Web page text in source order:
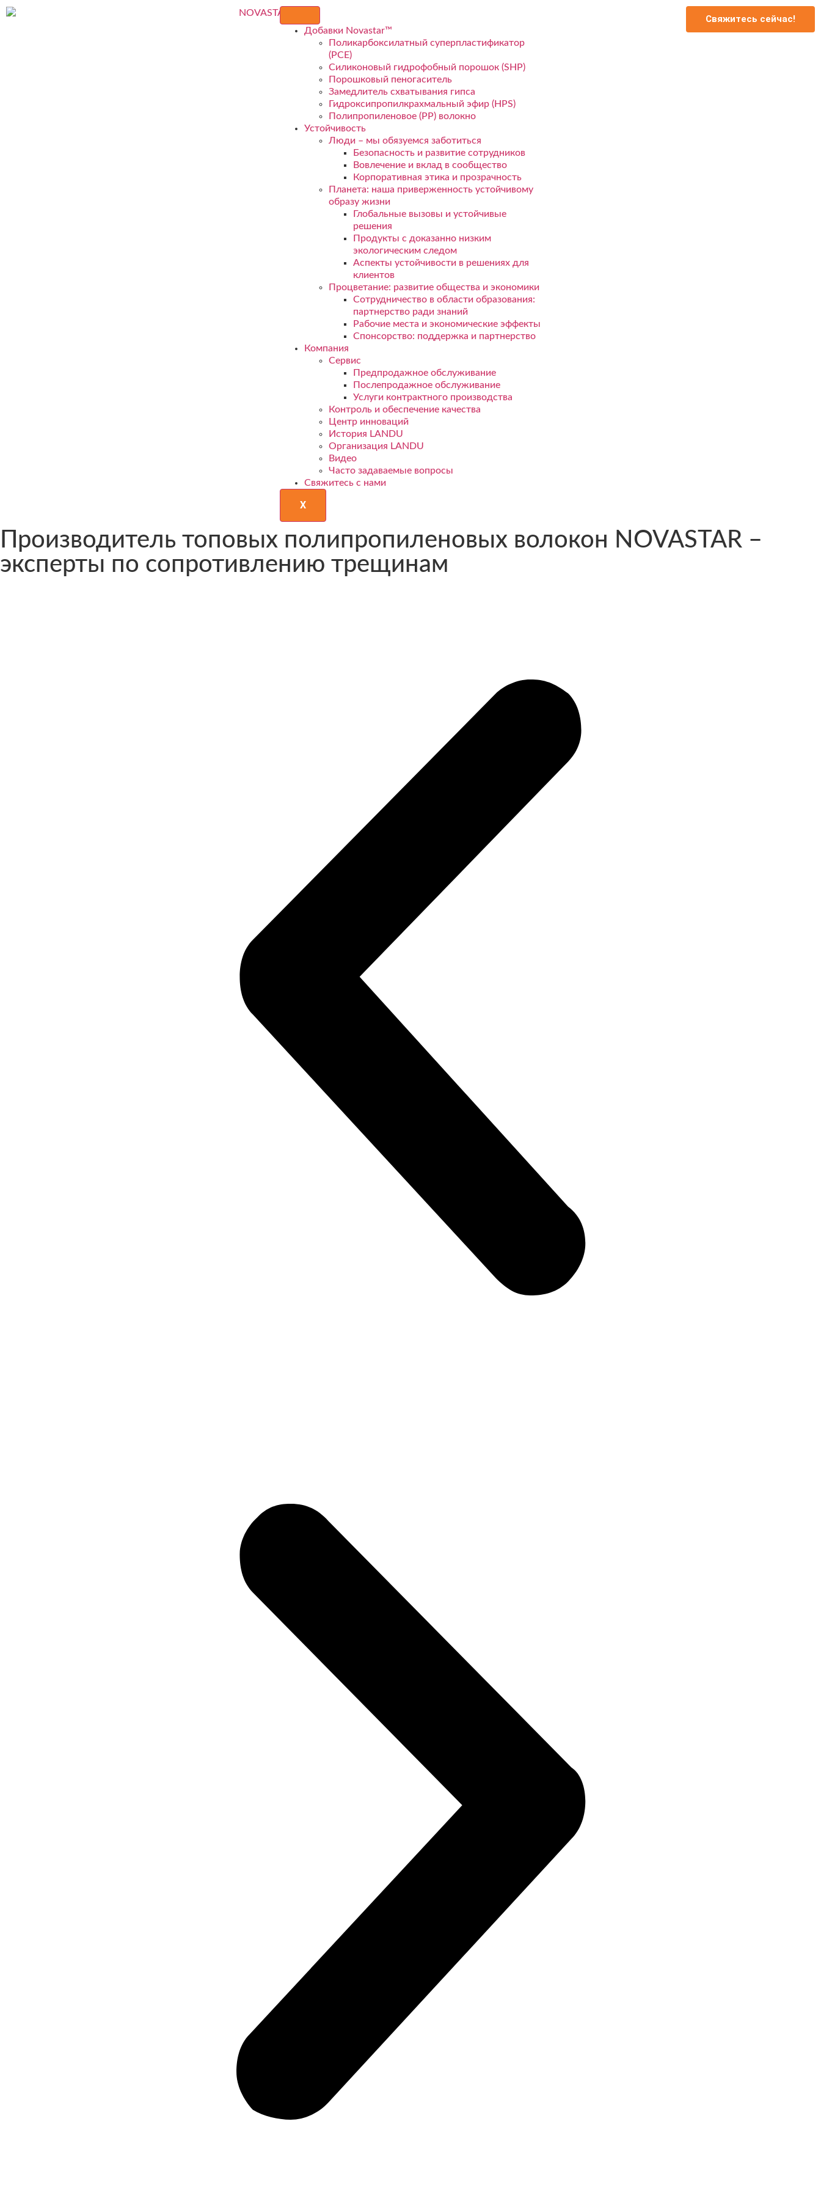
Добавки Novastar™
Поликарбоксилатный суперпластификатор
(PCE)
Силиконовый гидрофобный порошок (SHP)
Порошковый пеногаситель
Замедлитель схватывания гипса
Гидроксипропилкрахмальный эфир (HPS)
Полипропиленовое (PP) волокно
Устойчивость
Люди – мы обязуемся заботиться
Безопасность и развитие сотрудников
Вовлечение и вклад в сообщество
Корпоративная этика и прозрачность
Планета: наша приверженность устойчивому
образу жизни
Глобальные вызовы и устойчивые
решения
Продукты с доказанно низким
экологическим следом
Аспекты устойчивости в решениях для
клиентов
Процветание: развитие общества и экономики
Сотрудничество в области образования:
партнерство ради знаний
Рабочие места и экономические эффекты
Спонсорство: поддержка и партнерство
Компания
Сервис
Предпродажное обслуживание
Послепродажное обслуживание
Услуги контрактного производства
Контроль и обеспечение качества
Центр инноваций
История LANDU
Организация LANDU
Видео
Часто задаваемые вопросы
Свяжитесь с нами
X
Свяжитесь сейчас!
Производитель топовых полипропиленовых волокон NOVASTAR –
эксперты по сопротивлению трещинам